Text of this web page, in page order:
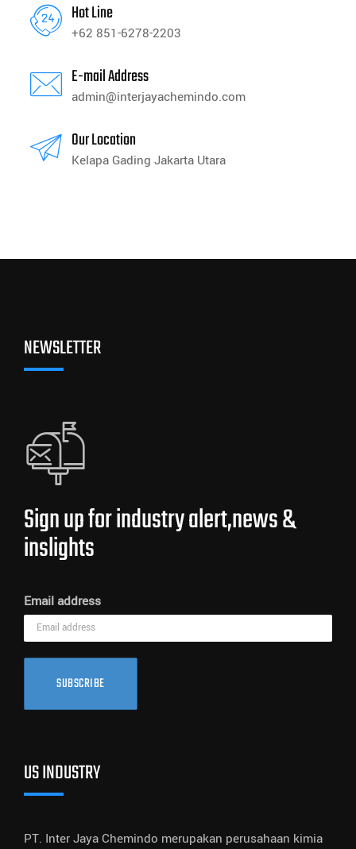
Hot Line
+62 851-6278-2203
E-mail Address
admin@interjayachemindo.com
Our Location
Kelapa Gading Jakarta Utara
NEWSLETTER
Sign up for industry alert,news &
inslights
Email address
SUBSCRIBE
US INDUSTRY
PT. Inter Jaya Chemindo merupakan perusahaan kimia